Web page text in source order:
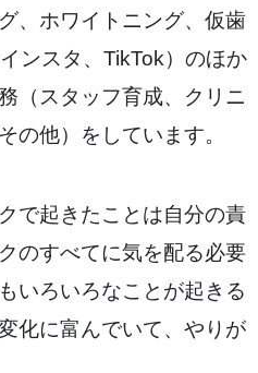
、ホワイトニング、仮歯
ンスタ、TikTok）のほか
（スタッフ育成、クリニ
の他）をしています。
で起きたことは自分の責
のすべてに気を配る必要
いろいろなことが起きる
化に富んでいて、やりが